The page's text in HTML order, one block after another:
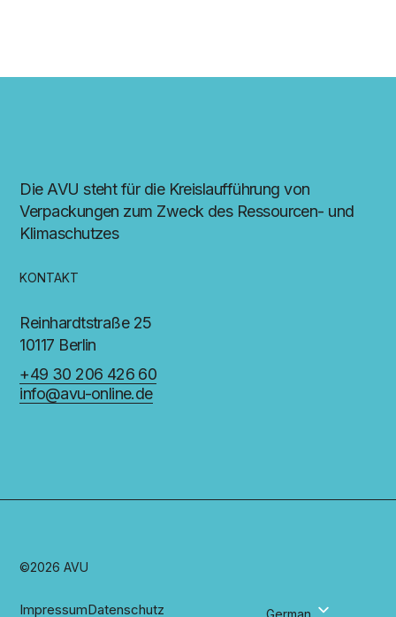
Die AVU steht für die Kreislaufführung von
Verpackungen zum Zweck des Ressourcen- und
Klimaschutzes
KONTAKT
Reinhardtstraße 25
10117 Berlin
+49 30 206 426 60
info@avu-online.de
©2026 AVU
ImpressumDatenschutz German